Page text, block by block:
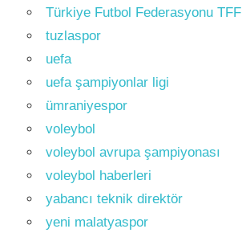
Türkiye Futbol Federasyonu TFF
tuzlaspor
uefa
uefa şampiyonlar ligi
ümraniyespor
voleybol
voleybol avrupa şampiyonası
voleybol haberleri
yabancı teknik direktör
yeni malatyaspor